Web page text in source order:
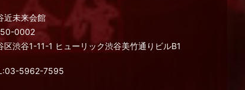
近未来会館
0002
区渋谷1-11-1 ヒューリック渋谷美竹通りビルB1
5962-7595